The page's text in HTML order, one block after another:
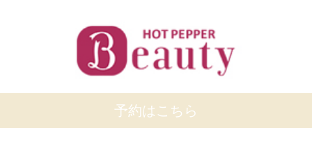
予約はこちら